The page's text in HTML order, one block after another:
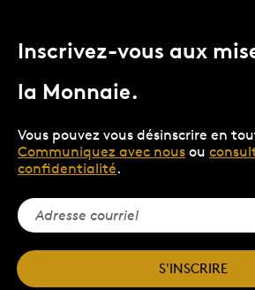
Inscrivez-vous aux
la Monnaie.
Vous pouvez vous désinscrire en
Communiquez avec nous ou
confidentialité.
S'INSCRIRE